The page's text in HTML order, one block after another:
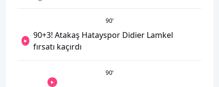
90’
90+3! Atakaş Hatayspor Didier Lamkel
fırsatı kaçırdı
90’